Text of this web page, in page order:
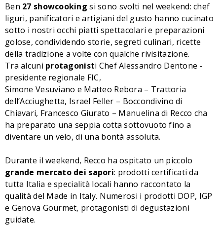
Ben 27 showcooking si sono svolti nel weekend: chef
liguri, panificatori e artigiani del gusto hanno cucinato
sotto i nostri occhi piatti spettacolari e preparazioni
golose, condividendo storie, segreti culinari, ricette
della tradizione a volte con qualche rivisitazione.
Tra alcuni protagonisti Chef Alessandro Dentone -
presidente regionale FIC,
Simone Vesuviano e Matteo Rebora – Trattoria
dell’Acciughetta, Israel Feller – Boccondivino di
Chiavari, Francesco Giurato – Manuelina di Recco cha
ha preparato una seppia cotta sottovuoto fino a
diventare un velo, di una bontà assoluta.
Durante il weekend, Recco ha ospitato un piccolo
grande mercato dei sapori: prodotti certificati da
tutta Italia e specialità locali hanno raccontato la
qualità del Made in Italy. Numerosi i prodotti DOP, IGP
e Genova Gourmet, protagonisti di degustazioni
guidate.